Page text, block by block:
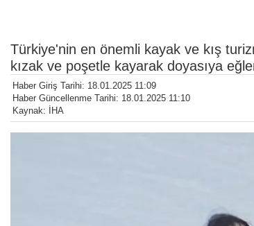
Türkiye'nin en önemli kayak ve kış
kızak ve poşetle kayarak doyasıya
Haber Giriş Tarihi: 18.01.2025 11:09
Haber Güncellenme Tarihi: 18.01.2025 11:10
Kaynak: İHA